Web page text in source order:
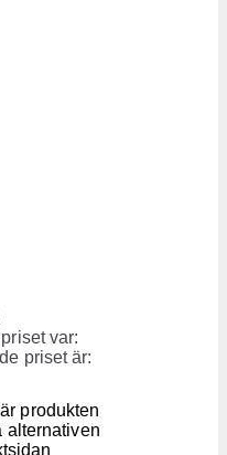
var:
priset är:
produkten
alternativen